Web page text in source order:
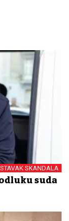
SKANDALA
suda